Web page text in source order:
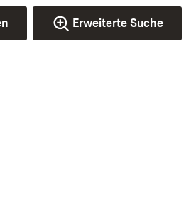
Erweiterte Suche